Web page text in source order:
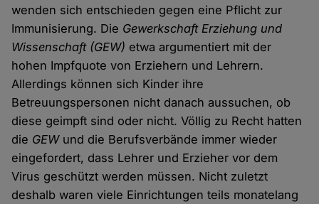
wenden sich entschieden gegen eine Pflicht zur
Immunisierung. Die Gewerkschaft Erziehung und
Wissenschaft (GEW) etwa argumentiert mit der
hohen Impfquote von Erziehern und Lehrern.
Allerdings können sich Kinder ihre
Betreuungspersonen nicht danach aussuchen, ob
diese geimpft sind oder nicht. Völlig zu Recht hatten
die GEWund die Berufsverbände immer wieder
eingefordert, dass Lehrer und Erzieher vor dem
Virus geschützt werden müssen. Nicht zuletzt
deshalb waren viele Einrichtungen teils monatelang